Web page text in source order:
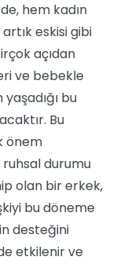
hem kadın
eskisi gibi
açıdan
ve bebekle
bu
Bu
önem
ruhsal durumu
olan bir erkek,
bu döneme
desteğini
etkilenir ve